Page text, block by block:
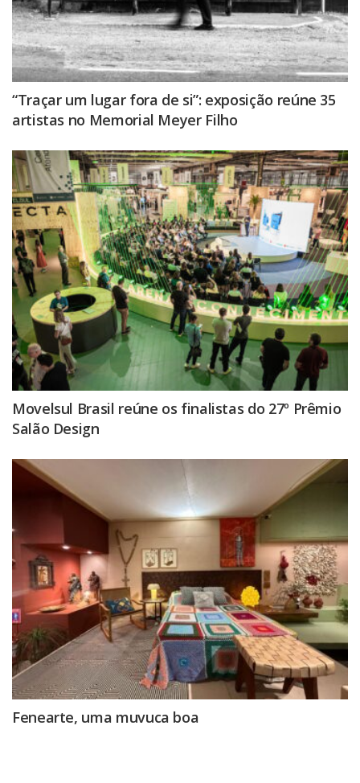
“Traçar um lugar fora de si”: exposição reúne 35
artistas no Memorial Meyer Filho
Movelsul Brasil reúne os finalistas do 27º Prêmio
Salão Design
Fenearte, uma muvuca boa